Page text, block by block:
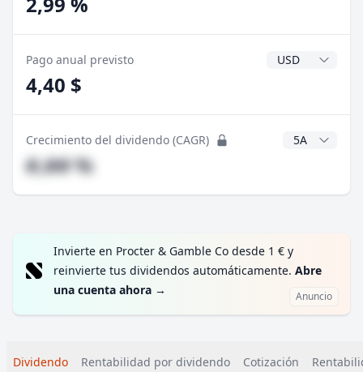
Pago anual previsto Divisa del
4,40 $
Crecimiento del dividendo (CAGR) Años CAGR
#,## %
Invierte en Procter & Gamble Co desde 1 € y
reinvierte tus dividendos automáticamente. Abre
una cuenta ahora → Anuncio
Dividendo Rentabilidad por dividendo Cotización